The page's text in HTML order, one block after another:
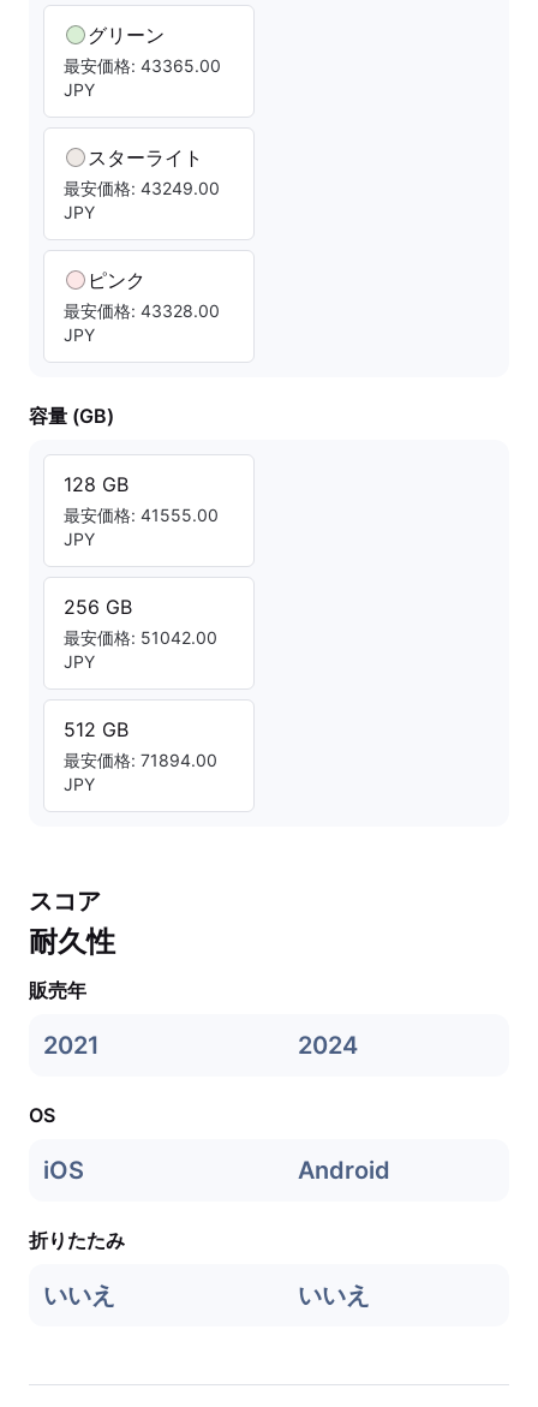
グリーン
最安価格: 43365.00
JPY
スターライト
最安価格: 43249.00
JPY
ピンク
最安価格: 43328.00
JPY
容量 (GB)
128 GB
最安価格: 41555.00
JPY
256 GB
最安価格: 51042.00
JPY
512 GB
最安価格: 71894.00
JPY
スコア
耐久性
販売年
2021 2024
OS
iOS Android
折りたたみ
いいえ いいえ